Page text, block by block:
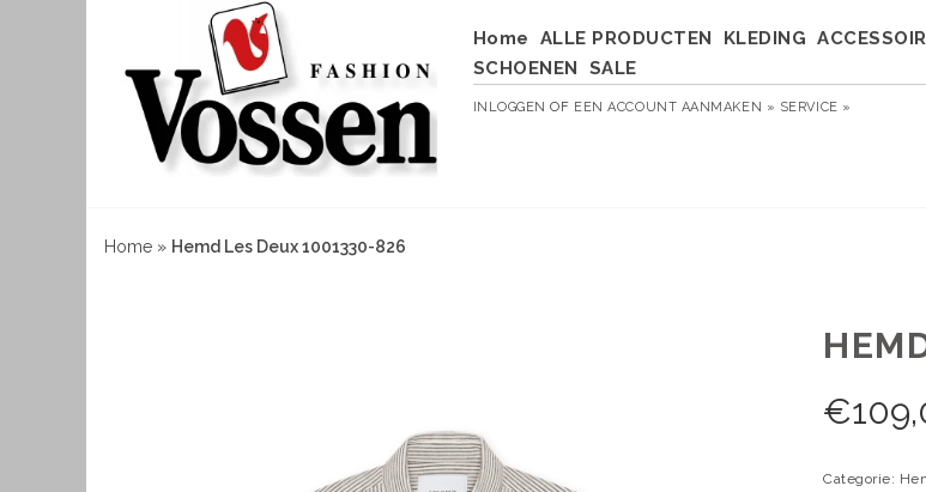
Home ALLE PRODUCTEN KLEDING
SCHOENEN
SALE
INLOGGEN OF EEN ACCOUNT AANMAKEN » SERVICE »
Home » Hemd Les Deux 1001330-826
€
Categorie: